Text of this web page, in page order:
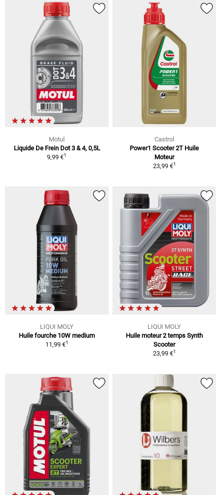
Motul
Liquide De Frein Dot 3 & 4, 0,5L
9,99 €1
Castrol
Power1 Scooter 2T Huile
Moteur
23,99 €1
LIQUI MOLY
Huile fourche 10W medium
11,99 €1
LIQUI MOLY
Huile moteur 2 temps Synth
Scooter
23,99 €1